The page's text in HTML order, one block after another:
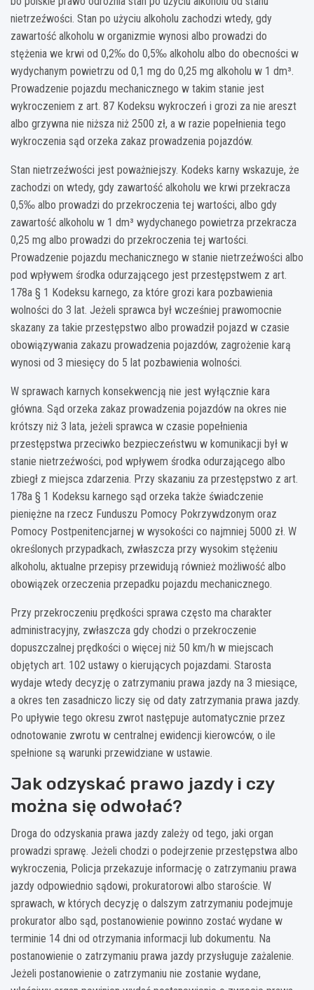
nietrzeźwości. Stan po użyciu alkoholu zachodzi wtedy, gdy
zawartość alkoholu w organizmie wynosi albo prowadzi do
stężenia we krwi od 0,2‰ do 0,5‰ alkoholu albo do obecności w
wydychanym powietrzu od 0,1 mg do 0,25 mg alkoholu w 1 dm³.
Prowadzenie pojazdu mechanicznego w takim stanie jest
wykroczeniem z art. 87 Kodeksu wykroczeń i grozi za nie areszt
albo grzywna nie niższa niż 2500 zł, a w razie popełnienia tego
wykroczenia sąd orzeka zakaz prowadzenia pojazdów.
Stan nietrzeźwości jest poważniejszy. Kodeks karny wskazuje, że
zachodzi on wtedy, gdy zawartość alkoholu we krwi przekracza
0,5‰ albo prowadzi do przekroczenia tej wartości, albo gdy
zawartość alkoholu w 1 dm³ wydychanego powietrza przekracza
0,25 mg albo prowadzi do przekroczenia tej wartości.
Prowadzenie pojazdu mechanicznego w stanie nietrzeźwości albo
pod wpływem środka odurzającego jest przestępstwem z art.
178a § 1 Kodeksu karnego, za które grozi kara pozbawienia
wolności do 3 lat. Jeżeli sprawca był wcześniej prawomocnie
skazany za takie przestępstwo albo prowadził pojazd w czasie
obowiązywania zakazu prowadzenia pojazdów, zagrożenie karą
wynosi od 3 miesięcy do 5 lat pozbawienia wolności.
W sprawach karnych konsekwencją nie jest wyłącznie kara
główna. Sąd orzeka zakaz prowadzenia pojazdów na okres nie
krótszy niż 3 lata, jeżeli sprawca w czasie popełnienia
przestępstwa przeciwko bezpieczeństwu w komunikacji był w
stanie nietrzeźwości, pod wpływem środka odurzającego albo
zbiegł z miejsca zdarzenia. Przy skazaniu za przestępstwo z art.
178a § 1 Kodeksu karnego sąd orzeka także świadczenie
pieniężne na rzecz Funduszu Pomocy Pokrzywdzonym oraz
Pomocy Postpenitencjarnej w wysokości co najmniej 5000 zł. W
określonych przypadkach, zwłaszcza przy wysokim stężeniu
alkoholu, aktualne przepisy przewidują również możliwość albo
obowiązek orzeczenia przepadku pojazdu mechanicznego.
Przy przekroczeniu prędkości sprawa często ma charakter
administracyjny, zwłaszcza gdy chodzi o przekroczenie
dopuszczalnej prędkości o więcej niż 50 km/h w miejscach
objętych art. 102 ustawy o kierujących pojazdami. Starosta
wydaje wtedy decyzję o zatrzymaniu prawa jazdy na 3 miesiące,
a okres ten zasadniczo liczy się od daty zatrzymania prawa jazdy.
Po upływie tego okresu zwrot następuje automatycznie przez
odnotowanie zwrotu w centralnej ewidencji kierowców, o ile
spełnione są warunki przewidziane w ustawie.
Jak odzyskać prawo jazdy i czy
można się odwołać?
Droga do odzyskania prawa jazdy zależy od tego, jaki organ
prowadzi sprawę. Jeżeli chodzi o podejrzenie przestępstwa albo
wykroczenia, Policja przekazuje informację o zatrzymaniu prawa
jazdy odpowiednio sądowi, prokuratorowi albo staroście. W
sprawach, w których decyzję o dalszym zatrzymaniu podejmuje
prokurator albo sąd, postanowienie powinno zostać wydane w
terminie 14 dni od otrzymania informacji lub dokumentu. Na
postanowienie o zatrzymaniu prawa jazdy przysługuje zażalenie.
Jeżeli postanowienie o zatrzymaniu nie zostanie wydane,